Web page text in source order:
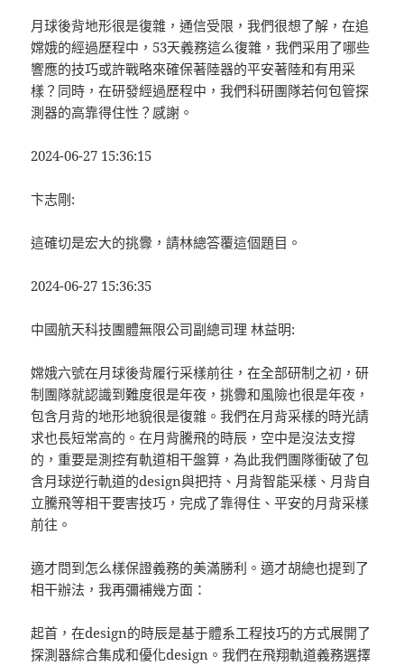
月球後背地形很是復雜，通信受限，我們很想了解，在追
嫦娥的經過歷程中，53天義務這么復雜，我們采用了哪些
響應的技巧或許戰略來確保著陸器的平安著陸和有用采
樣？同時，在研發經過歷程中，我們科研團隊若何包管探
測器的高靠得住性？感謝。
2024-06-27 15:36:15
卞志剛:
這確切是宏大的挑釁，請林總答覆這個題目。
2024-06-27 15:36:35
中國航天科技團體無限公司副總司理 林益明:
嫦娥六號在月球後背履行采樣前往，在全部研制之初，研
制團隊就認識到難度很是年夜，挑釁和風險也很是年夜，
包含月背的地形地貌很是復雜。我們在月背采樣的時光請
求也長短常高的。在月背騰飛的時辰，空中是沒法支撐
的，重要是測控有軌道相干盤算，為此我們團隊衝破了包
含月球逆行軌道的design與把持、月背智能采樣、月背自
立騰飛等相干要害技巧，完成了靠得住、平安的月背采樣
前往。
適才問到怎么樣保證義務的美滿勝利。適才胡總也提到了
相干辦法，我再彌補幾方面：
起首，在design的時辰是基于體系工程技巧的方式展開了
探測器綜合集成和優化design。我們在飛翔軌道義務選擇